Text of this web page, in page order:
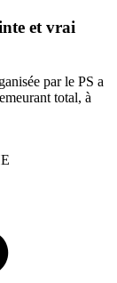
et vrai
par le PS a
total, à